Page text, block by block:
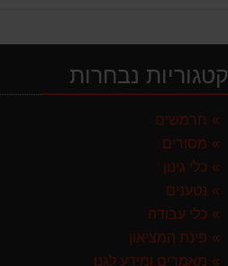
קטגוריות נבחרות
חרמשים
מסורים
כלי גינון
נטענים
כלי עבודה
פינת המציאון
מאמרים ומידע לגנן